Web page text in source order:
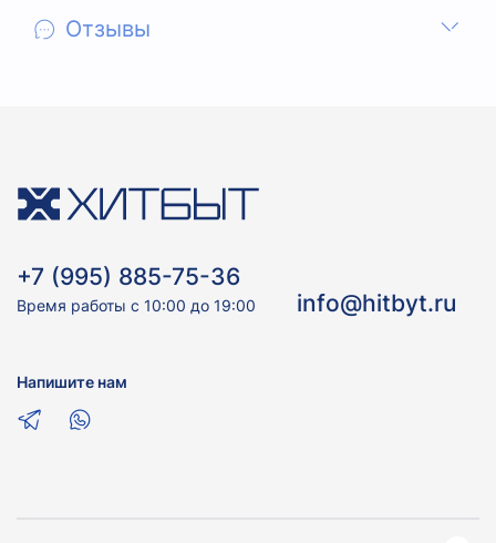
Отзывы
+7 (995) 885-75-36
Время работы с 10:00 до 19:00 info@hitbyt.ru
Напишите нам